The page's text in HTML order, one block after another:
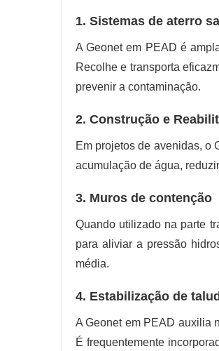
1. Sistemas de aterro
A Geonet em PEAD é
Recolhe e transporta
prevenir a contaminação.
2. Construção e
Em projetos de avenidas, o
acumulação de água,
3. Muros de contenção
Quando utilizado na parte
para aliviar a pressão
média.
4. Estabilização de
A Geonet em PEAD auxilia
É frequentemente